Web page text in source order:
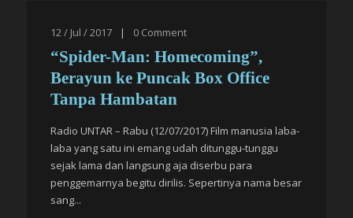
12 / Jul / 2017 | 0 Comment
“Spider-Man: Homecoming”,
Berayun ke Puncak Box Office
Tanpa Hambatan
Radio UNTAR – Rabu (12/07/2017) Film manusia laba-
laba yang satu ini emang udah ditunggu-tunggu
sejak lama dan langsung aja diserbu para
penggemarnya begitu dirilis. Sepertinya nama besar
sang...